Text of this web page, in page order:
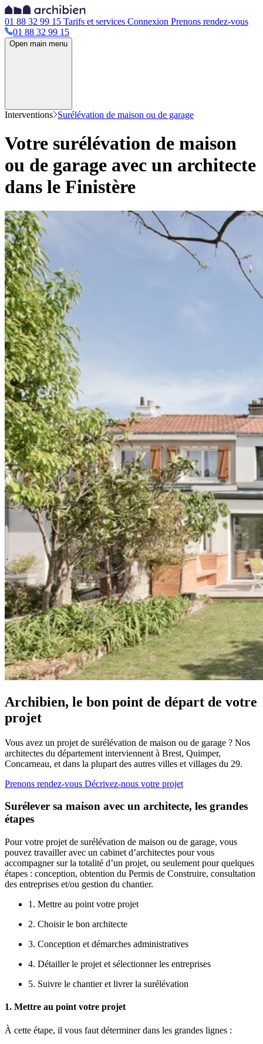
01 88 32 99 15 Tarifs et services Connexion Prenons rendez-vous
01 88 32 99 15
Open main menu
Interventions Surélévation de maison ou de garage
Votre surélévation de maison
ou de garage avec un architecte
dans le Finistère
Archibien, le bon point de départ de votre
projet
Vous avez un projet de surélévation de maison ou de garage ? Nos
architectes du département interviennent à Brest, Quimper,
Concarneau, et dans la plupart des autres villes et villages du 29.
Prenons rendez-vous Décrivez-nous votre projet
Surélever sa maison avec un architecte, les grandes
étapes
Pour votre projet de surélévation de maison ou de garage, vous
pouvez travailler avec un cabinet d’architectes pour vous
accompagner sur la totalité d’un projet, ou seulement pour quelques
étapes : conception, obtention du Permis de Construire, consultation
des entreprises et/ou gestion du chantier.
1. Mettre au point votre projet
2. Choisir le bon architecte
3. Conception et démarches administratives
4. Détailler le projet et sélectionner les entreprises
5. Suivre le chantier et livrer la surélévation
1. Mettre au point votre projet
À cette étape, il vous faut déterminer dans les grandes lignes :